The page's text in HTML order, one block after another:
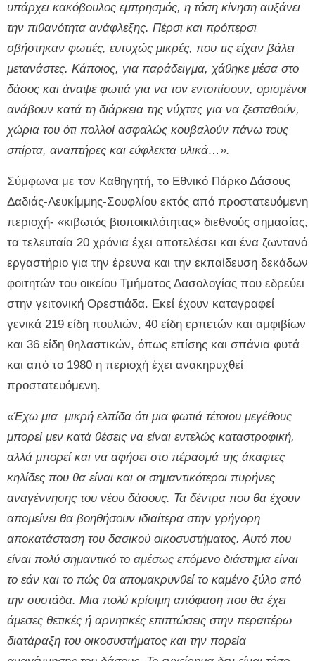
υπάρχει κακόβουλος εμπρησμός, η τόση κίνηση αυξάνει
την πιθανότητα ανάφλεξης. Πέρσι και πρόπερσι
σβήστηκαν φωτιές, ευτυχώς μικρές, που τις είχαν βάλει
μετανάστες. Κάποιος, για παράδειγμα, χάθηκε μέσα στο
δάσος και άναψε φωτιά για να τον εντοπίσουν, ορισμένοι
ανάβουν κατά τη διάρκεια της νύχτας για να ζεσταθούν,
χώρια του ότι πολλοί ασφαλώς κουβαλούν πάνω τους
σπίρτα, αναπτήρες και εύφλεκτα υλικά…».
Σύμφωνα με τον Καθηγητή, το Εθνικό Πάρκο Δάσους
Δαδιάς-Λευκίμμης-Σουφλίου εκτός από προστατευόμενη
περιοχή- «κιβωτός βιοποικιλότητας» διεθνούς σημασίας,
τα τελευταία 20 χρόνια έχει αποτελέσει και ένα ζωντανό
εργαστήριο για την έρευνα και την εκπαίδευση δεκάδων
φοιτητών του οικείου Τμήματος Δασολογίας που εδρεύει
στην γειτονική Ορεστιάδα. Εκεί έχουν καταγραφεί
γενικά 219 είδη πουλιών, 40 είδη ερπετών και αμφιβίων
και 36 είδη θηλαστικών, όπως επίσης και σπάνια φυτά
και από το 1980 η περιοχή έχει ανακηρυχθεί
προστατευόμενη.
«Έχω μια μικρή ελπίδα ότι μια φωτιά τέτοιου μεγέθους
μπορεί μεν κατά θέσεις να είναι εντελώς καταστροφική,
αλλά μπορεί και να αφήσει στο πέρασμά της άκαφτες
κηλίδες που θα είναι και οι σημαντικότεροι πυρήνες
αναγέννησης του νέου δάσους. Τα δέντρα που θα έχουν
απομείνει θα βοηθήσουν ιδιαίτερα στην γρήγορη
αποκατάσταση του δασικού οικοσυστήματος. Αυτό που
είναι πολύ σημαντικό το αμέσως επόμενο διάστημα είναι
το εάν και το πώς θα απομακρυνθεί το καμένο ξύλο από
την συστάδα. Μια πολύ κρίσιμη απόφαση που θα έχει
άμεσες θετικές ή αρνητικές επιπτώσεις στην περαιτέρω
διατάραξη του οικοσυστήματος και την πορεία